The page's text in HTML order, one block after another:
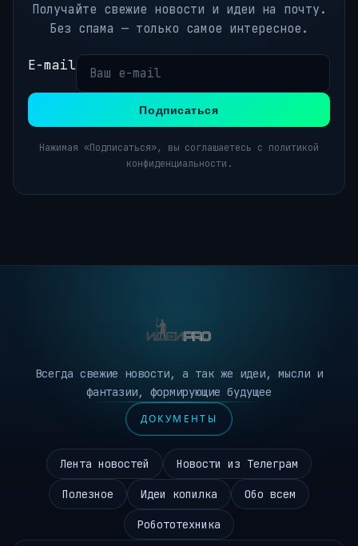
Получайте свежие новости и идеи на почту.
Без спама — только самое интересное.
E-mail
Подписаться
Нажимая «Подписаться», вы соглашаетесь с политикой
конфиденциальности.
Всегда свежие новости, а так же идеи, мысли и
фантазии, формирующие будущее
ДОКУМЕНТЫ
Лента новостей Новости из Телеграм
Полезное Идеи копилка Обо всем
Робототехника